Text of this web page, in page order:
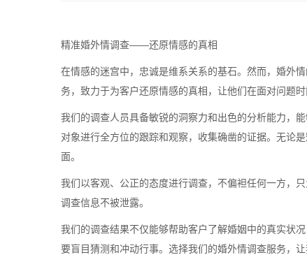
精准婚外情调查——还原情感的真相
在情感的迷宫中，忠诚是维系关系的基石。然而，婚外
务，致力于为客户还原情感的真相，让他们在面对问题时
我们的调查人员具备敏锐的洞察力和出色的分析能力，
对象进行全方位的跟踪和观察，收集确凿的证据。无论
面。
我们以客观、公正的态度进行调查，不偏袒任何一方，
调查信息不被泄露。
我们的调查结果不仅能够帮助客户了解婚姻中的真实状
要盲目猜测和冲动行事。选择我们的婚外情调查服务，